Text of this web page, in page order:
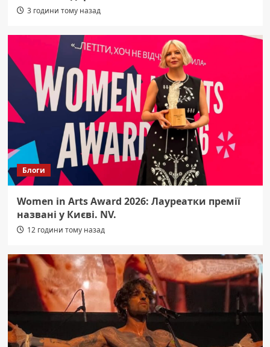
3 години тому назад
Блоги
Women in Arts Award 2026: Лауреатки премії
названі у Києві. NV.
12 години тому назад